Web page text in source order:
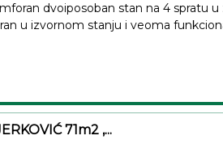
dvoiposoban stan na 4 spratu u
u izvornom stanju i veoma
71m2 ,...